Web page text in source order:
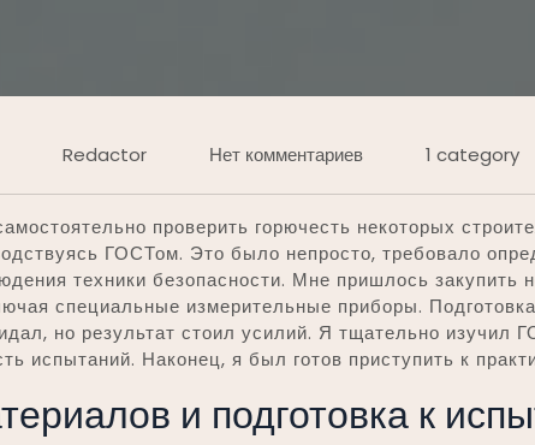
Redactor Нет комментариев 1 category
проверить горючесть некоторых
ГОСТом. Это было непросто, требовало
техники безопасности. Мне пришлось закупить
специальные измерительные приборы.
но результат стоил усилий. Я тщательно изучил
испытаний. Наконец, я был готов приступить к
и подготовка к